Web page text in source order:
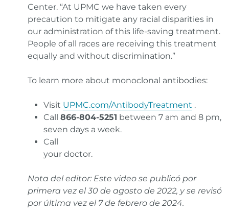
Center. “At UPMC we have taken every
precaution to mitigate any racial disparities in
our administration of this life-saving treatment.
People of all races are receiving this treatment
equally and without discrimination.”
To learn more about monoclonal antibodies:
Visit UPMC.com/AntibodyTreatment .
Call 866-804-5251 between 7 am and 8 pm,
seven days a week.
Call
your doctor.
Nota del editor: Este video se publicó por
primera vez el30 de agosto de 2022, y se revisó
por última vez el 7 de febrero de 2024.